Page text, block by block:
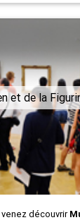
et de la
venez découvrir